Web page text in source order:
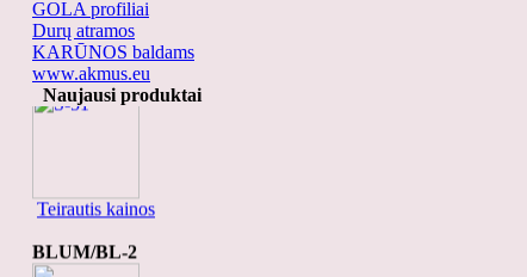
GOLA profiliai
Durų atramos
KARŪNOS baldams
www.akmus.eu
Naujausi produktai
S-51
Teirautis kainos
BLUM/BL-2